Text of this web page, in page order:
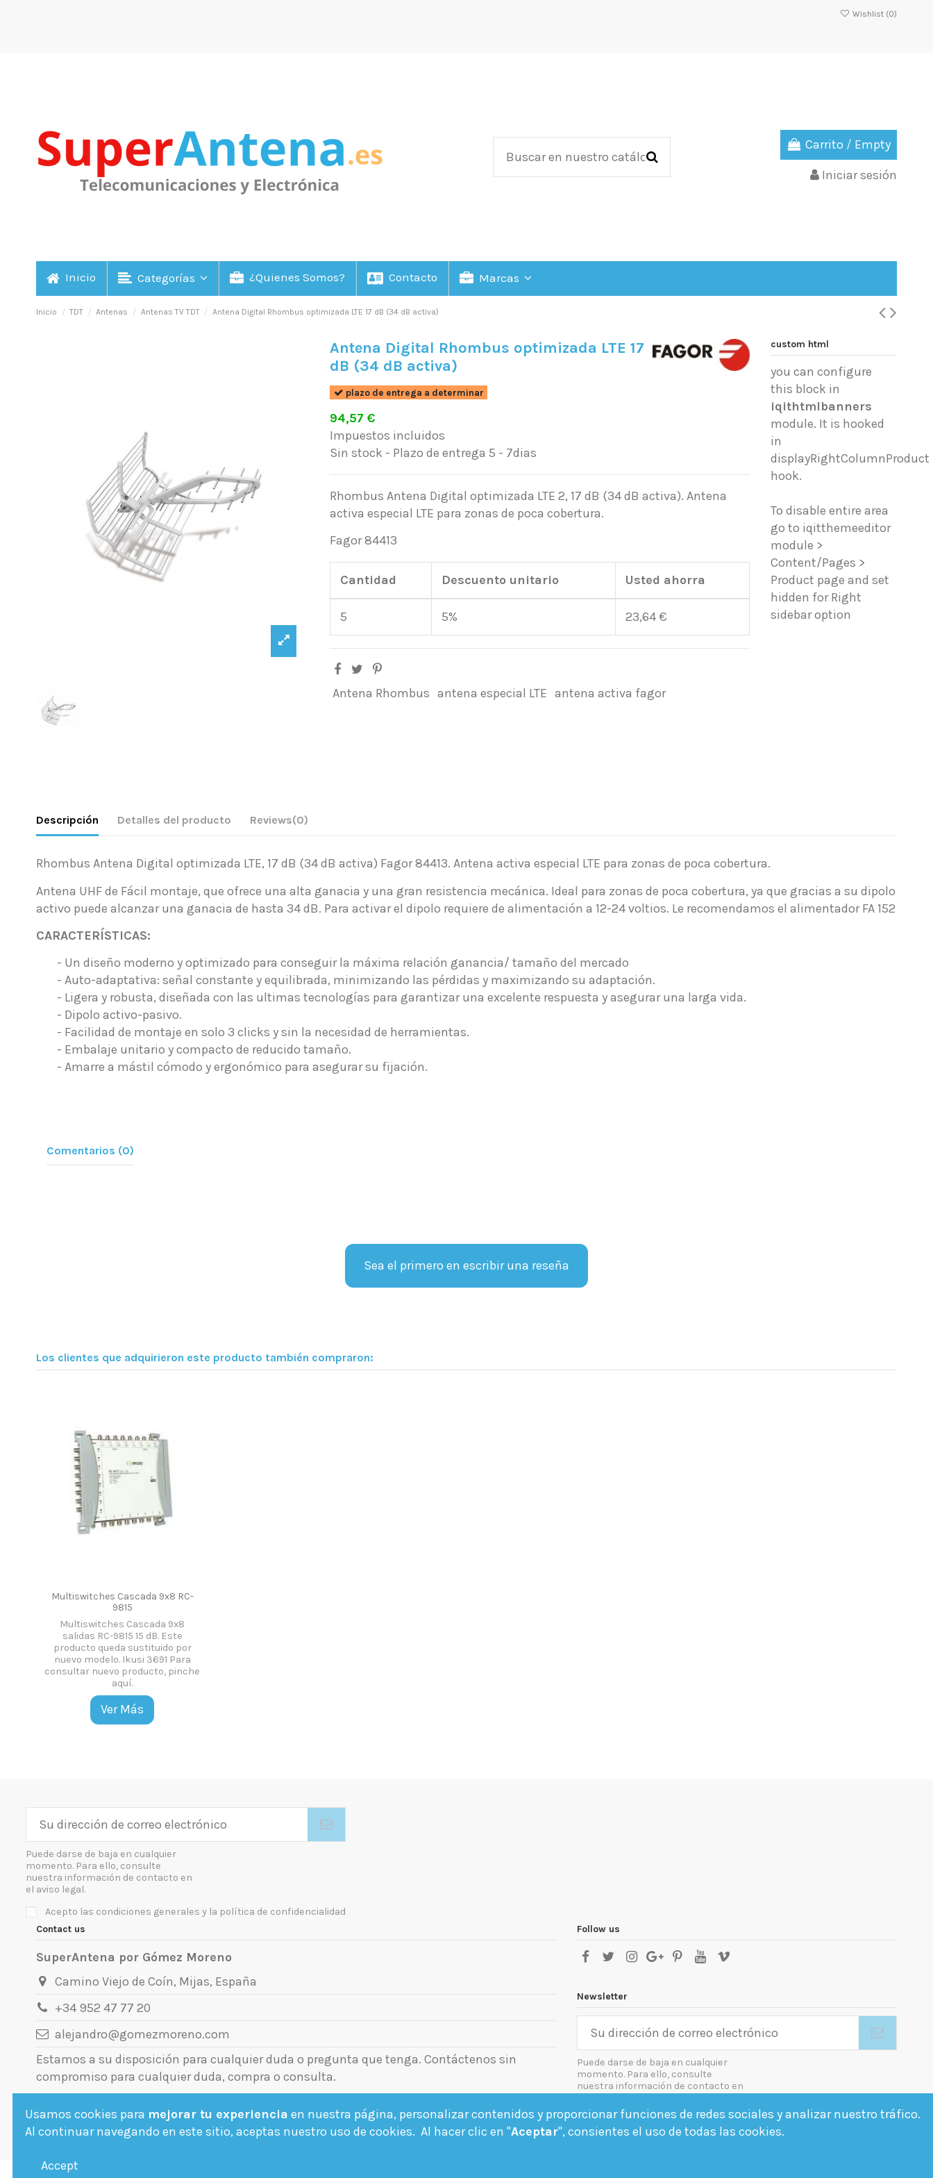
Wishlist (0)
Carrito / Empty
Iniciar sesión
Inicio Categorías ¿Quienes Somos? Contacto Marcas
Inicio TDT Antenas Antenas TV TDT Antena Digital Rhombus optimizada LTE 17 dB (34 dB activa)
Antena Digital Rhombus optimizada LTE 17
dB (34 dB activa)
plazo de entrega a determinar
94,57 €
Impuestos incluidos
Sin stock - Plazo de entrega 5 - 7dias
Rhombus Antena Digital optimizada LTE 2, 17 dB (34 dB activa). Antena
activa especial LTE para zonas de poca cobertura.
Fagor 84413
Cantidad Descuento unitario Usted ahorra
5 5% 23,64 €
Antena Rhombus antena especial LTE antena activa fagor
custom html
you can configure
this block in
iqithtmlbanners
module. It is hooked
in
displayRightColumnProduct
hook.
To disable entire area
go to iqitthemeeditor
module >
Content/Pages >
Product page and set
hidden for Right
sidebar option
Descripción Detalles del producto Reviews(0)
Rhombus Antena Digital optimizada LTE, 17 dB (34 dB activa) Fagor 84413. Antena activa especial LTE para zonas de poca cobertura.
Antena UHF de Fácil montaje, que ofrece una alta ganacia y una gran resistencia mecánica. Ideal para zonas de poca cobertura, ya que gracias a su dipolo
activo puede alcanzar una ganacia de hasta 34 dB. Para activar el dipolo requiere de alimentación a 12-24 voltios. Le recomendamos el alimentador FA 152
CARACTERÍSTICAS:
- Un diseño moderno y optimizado para conseguir la máxima relación ganancia/ tamaño del mercado
- Auto-adaptativa: señal constante y equilibrada, minimizando las pérdidas y maximizando su adaptación.
- Ligera y robusta, diseñada con las ultimas tecnologías para garantizar una excelente respuesta y asegurar una larga vida.
- Dipolo activo-pasivo.
- Facilidad de montaje en solo 3 clicks y sin la necesidad de herramientas.
- Embalaje unitario y compacto de reducido tamaño.
- Amarre a mástil cómodo y ergonómico para asegurar su fijación.
Comentarios (0)
Sea el primero en escribir una reseña
Los clientes que adquirieron este producto también compraron:
Multiswitches Cascada 9x8 RC-
9815
Multiswitches Cascada 9x8
salidas RC-9815 15 dB. Este
producto queda sustituido por
nuevo modelo. Ikusi 3691 Para
consultar nuevo producto, pinche
aquí.
Ver Más
Puede darse de baja en cualquier
momento. Para ello, consulte
nuestra información de contacto en
el aviso legal.
Acepto las condiciones generales y la política de confidencialidad
Contact us
SuperAntena por Gómez Moreno
Camino Viejo de Coín, Mijas, España
+34 952 47 77 20
alejandro@gomezmoreno.com
Estamos a su disposición para cualquier duda o pregunta que tenga. Contáctenos sin
compromiso para cualquier duda, compra o consulta.
Follow us
Newsletter
Puede darse de baja en cualquier
momento. Para ello, consulte
nuestra información de contacto en
Acepto las condiciones generales y la política de confidencialidad
Usamos cookies para mejorar tu experiencia en nuestra página, personalizar contenidos y proporcionar funciones de redes sociales y analizar nuestro tráfico.
Al continuar navegando en este sitio, aceptas nuestro uso de cookies. Al hacer clic en "Aceptar", consientes el uso de todas las cookies.
Accept